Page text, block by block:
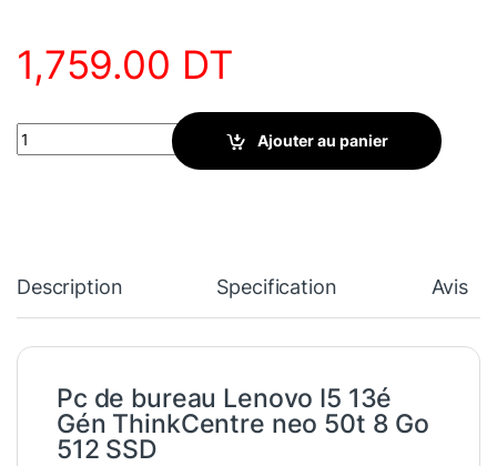
1,759.00 DT
Pc de bureau Lenovo I5 13é Gén 8 Go 512 SSD quantity
Ajouter au panier
Description Specification Avis
Pc de bureau Lenovo I5 13é
Gén ThinkCentre neo 50t 8 Go
512 SSD